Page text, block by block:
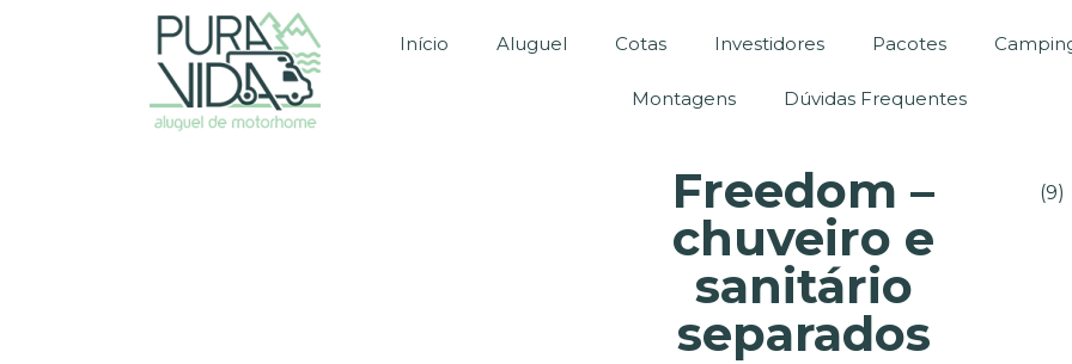
Início Aluguel Cotas Investidores Pacotes
Montagens Dúvidas Frequentes
Freedom –
chuveiro e
sanitário
separados
(9)